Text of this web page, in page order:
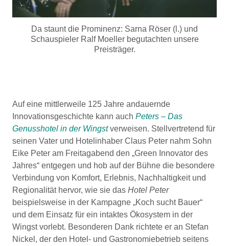
Da staunt die Prominenz: Sarna Röser (l.) und
Schauspieler Ralf Moeller begutachten unsere
Preisträger.
Auf eine mittlerweile 125 Jahre andauernde
Innovationsgeschichte kann auch Peters – Das
Genusshotel in der Wingstverweisen. Stellvertretend für
seinen Vater und Hotelinhaber Claus Peter nahm Sohn
Eike Peter am Freitagabend den „Green Innovator des
Jahres“ entgegen und hob auf der Bühne die besondere
Verbindung von Komfort, Erlebnis, Nachhaltigkeit und
Regionalität hervor, wie sie das Hotel Peter
beispielsweise in der Kampagne „Koch sucht Bauer“
und dem Einsatz für ein intaktes Ökosystem in der
Wingst vorlebt. Besonderen Dank richtete er an Stefan
Nickel, der den Hotel- und Gastronomiebetrieb seitens